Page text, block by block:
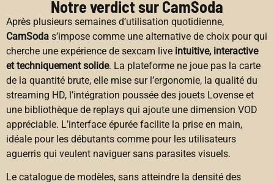
Notre verdict sur CamSoda
Après plusieurs semaines d’utilisation quotidienne,
CamSoda s’impose comme une alternative de choix pour qui
cherche une expérience de sexcam live intuitive, interactive
et techniquement solide. La plateforme ne joue pas la carte
de la quantité brute, elle mise sur l’ergonomie, la qualité du
streaming HD, l’intégration poussée des jouets Lovense et
une bibliothèque de replays qui ajoute une dimension VOD
appréciable. L’interface épurée facilite la prise en main,
idéale pour les débutants comme pour les utilisateurs
aguerris qui veulent naviguer sans parasites visuels.
Le catalogue de modèles, sans atteindre la densité des